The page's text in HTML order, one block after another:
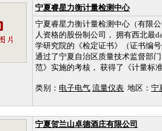
宁夏睿星力衡计量检测中心
宁夏睿星力衡计量检测中心（有限
人资格的股份制公司， 拥有西北最
学研究院的《检定证书》（证书编
通过了宁夏自治区质量技术监督部
范》实施的考核， 获得了《计量标
类别： 电子电气 流量仪表 地区： 宁
宁夏贺兰山卓德酒庄有限公司